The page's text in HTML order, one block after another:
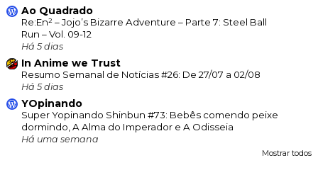
Ao Quadrado
Re:En² – Jojo’s Bizarre Adventure – Parte 7: Steel Ball
Run – Vol. 09-12
Há 5 dias
In Anime we Trust
Resumo Semanal de Notícias #26: De 27/07 a 02/08
Há 5 dias
YOpinando
Super Yopinando Shinbun #73: Bebês comendo peixe
dormindo, A Alma do Imperador e A Odisseia
Há uma semana
Mostrar todos